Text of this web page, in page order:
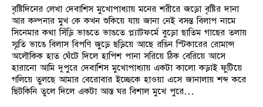
বৃষ্টিদিনের লেখা দেবাশিস মুখোপাধ্যায় মনের শরীরে জড়ো বৃষ্টির দানা
আর কল্পনার মুখ কে কখন শুকিয়ে যায় জানা নেই বসন্ত বিলাপ নামে
সিনেমার কথা সিঁড়ি ভাঙতে ভাঙতে প্ল্যাটফর্মে বুড়ো ছাতিম গাছের তলায়
স্মৃতি ভাঙে বিলাস বিপণি জুড়ে ছড়িয়ে আছে রঙিন স্টিকারের রোমান্স
অলৌকিক হাত ঘেঁটে দিলে হাপিশ পানা সরিয়ে ঠিক বেরিয়ে আসে
হারানো আমি দুপুরে দেবাশিস মুখোপাধ্যায় একটা কালো কড়াই ফুটিয়ে
গলিয়ে তুলছে আমার বেরোবার ইচ্ছেকে হাওয়া এসে জানালায় শব্দ করে
ছিটকিনি তুলে দিলে একটা আস্ত ঘর বিশাল মুখে পুরে…